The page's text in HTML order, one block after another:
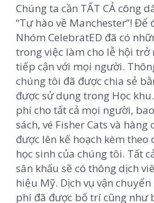
Chúng ta cần TẤT CẢ công
“Tự hào về Manchester”!
Nhóm CelebratED đã có
trong việc làm cho lễ hội trở
tiếp cận với mọi người.
chúng tôi đã được chia sẻ
được sử dụng trong Học
phí cho tất cả mọi người,
sách, vé Fisher Cats và hàng
được lên kế hoạch kèm theo
học sinh của chúng tôi. Tất
sân khấu sẽ có thông dịch
hiệu Mỹ. Dịch vụ vận
phí đã được bố trí cũng như